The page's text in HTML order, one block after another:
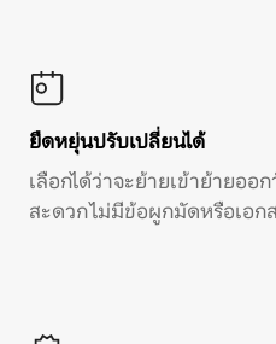
ยืดหยุ่นปรับเปลี่ยนได้
เลือกได้ว่าจะย้ายเข้าย้ายออ
สะดวก ไม่มีข้อผูกมัดหรือเอก